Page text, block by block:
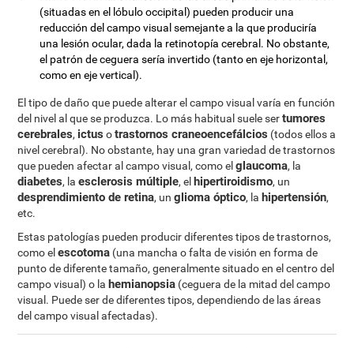
(situadas en el lóbulo occipital) pueden producir una
reducción del campo visual semejante a la que produciría
una lesión ocular, dada la retinotopía cerebral. No obstante,
el patrón de ceguera sería invertido (tanto en eje horizontal,
como en eje vertical).
El tipo de daño que puede alterar el campo visual varía en función
del nivel al que se produzca. Lo más habitual suele sertumores
cerebrales, ictus otrastornos craneoencefálcios (todos ellos a
nivel cerebral). No obstante, hay una gran variedad de trastornos
que pueden afectar al campo visual, como elglaucoma, la
diabetes, laesclerosis múltiple, el hipertiroidismo, un
desprendimiento de retina, unglioma óptico, la hipertensión,
etc.
Estas patologías pueden producir diferentes tipos de trastornos,
como elescotoma (una mancha o falta de visión en forma de
punto de diferente tamaño, generalmente situado en el centro del
campo visual) o la hemianopsia (ceguera de la mitad del campo
visual. Puede ser de diferentes tipos, dependiendo de las áreas
del campo visual afectadas).